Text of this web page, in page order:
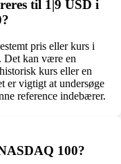
til 1|9 USD i
pris eller kurs i
kan være en
kurs eller en
er vigtigt at undersøge
reference indebærer.
100?